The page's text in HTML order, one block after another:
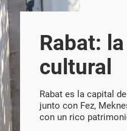
Rabat:
cultural
Rabat es la capital
junto con Fez,
con un rico